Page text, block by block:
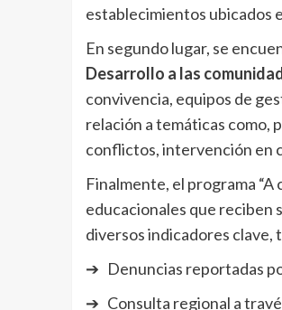
establecimientos ubicados
En segundo lugar, se
Desarrollo a las
convivencia, equipos de
relación a temáticas como,
conflictos, intervención en
Finalmente, el programa
educacionales que reciben
diversos indicadores clave,
➔ Denuncias reportadas
➔ Consulta regional a